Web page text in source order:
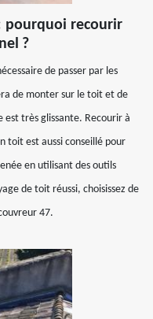
pourquoi recourir
?
de passer par les
de monter sur le toit et de
très glissante. Recourir à
toit est aussi conseillé pour
en utilisant des outils
de toit réussi, choisissez de
47.